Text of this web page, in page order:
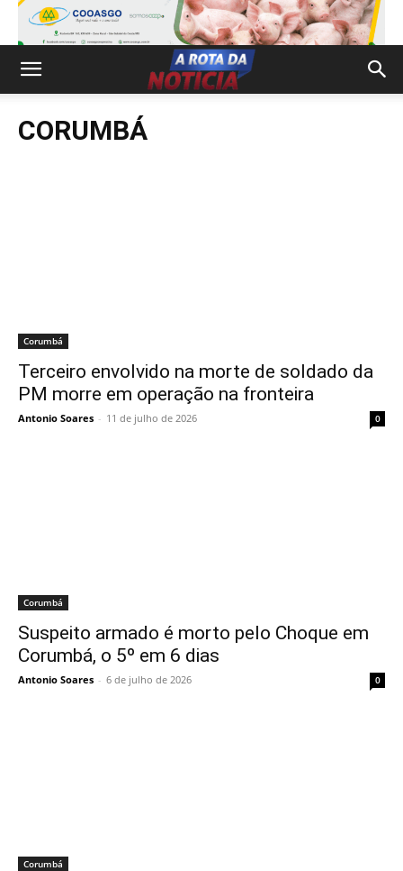
CORUMBÁ
Corumbá
Terceiro envolvido na morte de soldado da
PM morre em operação na fronteira
Antonio Soares - 11 de julho de 2026 0
Corumbá
Suspeito armado é morto pelo Choque em
Corumbá, o 5º em 6 dias
Antonio Soares - 6 de julho de 2026 0
Corumbá